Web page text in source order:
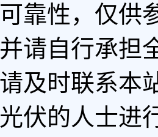
靠性，仅供
请自行承担
及时联系本
伏的人士进